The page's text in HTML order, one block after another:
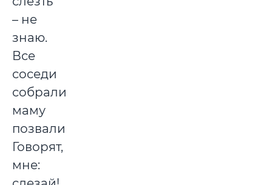
– не
знаю.
Все
соседи
собрались,
маму
позвали.
Говорят,
мне: